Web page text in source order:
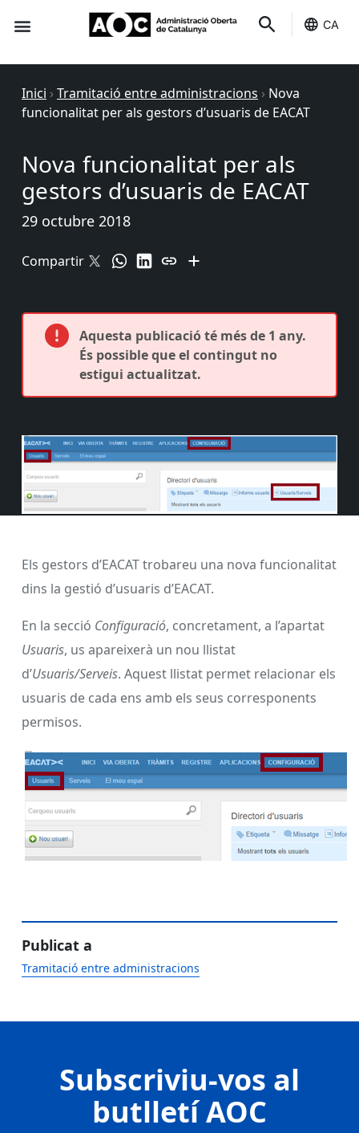
CA
Inici › Tramitació entre administracions › Nova
funcionalitat per als gestors d’usuaris de EACAT
Nova funcionalitat per als
gestors d’usuaris de EACAT
29 octubre 2018
Compartir
Aquesta publicació té més de 1 any.
És possible que el contingut no
estigui actualitzat.
Els gestors d’EACAT trobareu una nova funcionalitat
dins la gestió d’usuaris d’EACAT.
En la secció Configuració, concretament, a l’apartat
Usuaris, us apareixerà un nou llistat
d’Usuaris/Serveis. Aquest llistat permet relacionar els
usuaris de cada ens amb els seus corresponents
permisos.
Publicat a
Tramitació entre administracions
Subscriviu-vos al
butlletí AOC